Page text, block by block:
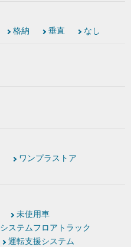
格納 垂直 なし
ワンプラストア
未使用車
システムフロアトラック
運転支援システム